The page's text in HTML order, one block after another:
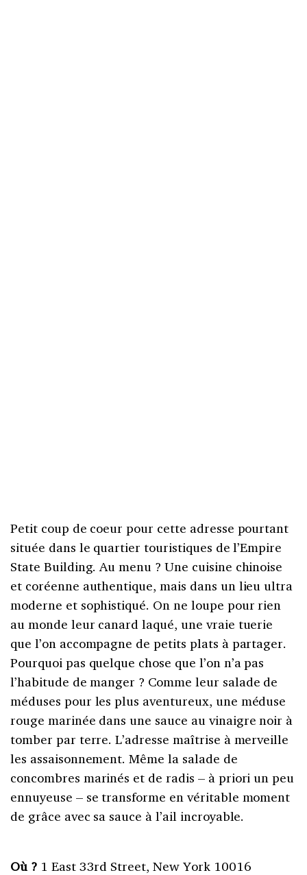
Petit coup de coeur pour cette adresse pourtant
située dans le quartier touristiques de l’Empire
State Building. Au menu ? Une cuisine chinoise
et coréenne authentique, mais dans un lieu ultra
moderne et sophistiqué. On ne loupe pour rien
au monde leur canard laqué, une vraie tuerie
que l’on accompagne de petits plats à partager.
Pourquoi pas quelque chose que l’on n’a pas
l’habitude de manger ? Comme leur salade de
méduses pour les plus aventureux, une méduse
rouge marinée dans une sauce au vinaigre noir à
tomber par terre. L’adresse maîtrise à merveille
les assaisonnement. Même la salade de
concombres marinés et de radis – à priori un peu
ennuyeuse – se transforme en véritable moment
de grâce avec sa sauce à l’ail incroyable.
Où ?1 East 33rd Street, New York 10016